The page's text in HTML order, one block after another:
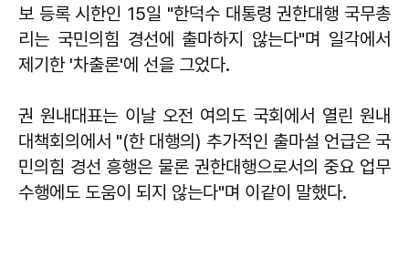
보 등록 시한인 15일 "한덕수 대통령 권한대행 국무총
리는 국민의힘 경선에 출마하지 않는다"며 일각에서
제기한 '차출론'에 선을 그었다.
권 원내대표는 이날 오전 여의도 국회에서 열린 원내
대책회의에서 "(한 대행의) 추가적인 출마설 언급은 국
민의힘 경선 흥행은 물론 권한대행으로서의 중요 업무
수행에도 도움이 되지 않는다"며 이같이 말했다.